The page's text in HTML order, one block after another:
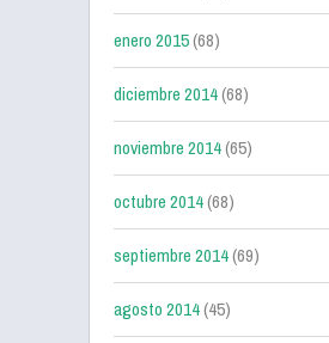
enero 2015(68)
diciembre 2014(68)
noviembre 2014(65)
octubre 2014(68)
septiembre 2014(69)
agosto 2014(45)